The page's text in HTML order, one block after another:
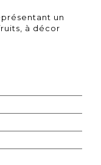
un
à décor